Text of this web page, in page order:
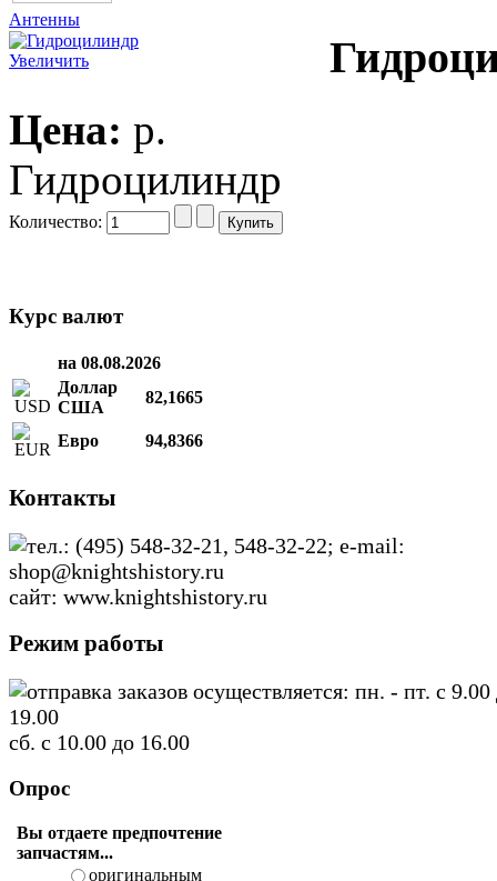
Антенны
Увеличить
Цена: p.
Гидроцилиндр
Количество:
Курс валют
на 08.08.2026
Доллар
США
82,1665
Евро 94,8366
Контакты
тел.: (495) 548-32-21, 548-32-22; e-mail:
shop@knightshistory.ru
сайт: www.knightshistory.ru
Режим работы
отправка заказов осуществляется: пн. - пт. с 9.00
19.00
сб. с 10.00 до 16.00
Опрос
Вы отдаете предпочтение
запчастям...
оригинальным